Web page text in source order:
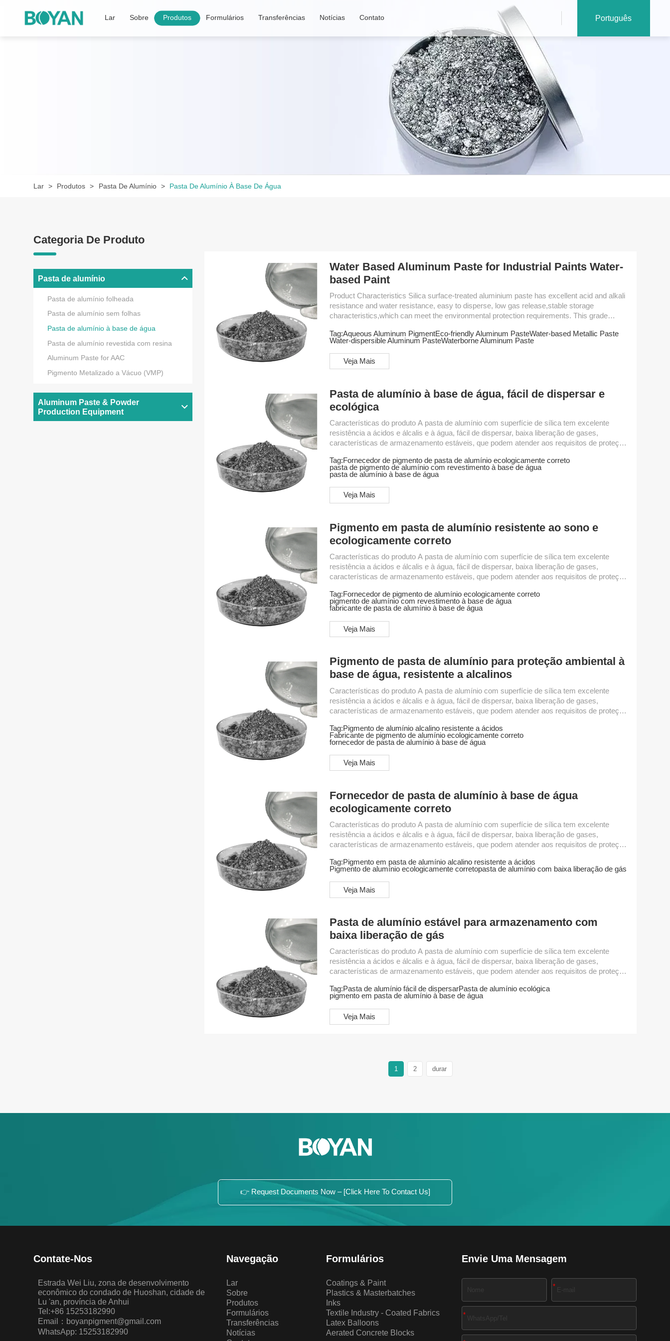
Lar Sobre Produtos Formulários Transferências Notícias Contato Português
Lar Produtos Pasta De Alumínio Pasta De Alumínio À Base De Água
Categoria De Produto
Pasta de alumínio
Pasta de alumínio folheada
Pasta de alumínio sem folhas
Pasta de alumínio à base de água
Pasta de alumínio revestida com resina
Aluminum Paste for AAC
Pigmento Metalizado a Vácuo (VMP)
Aluminum Paste & Powder
Production Equipment
Water Based Aluminum Paste for Industrial Paints Water-
based Paint
Product Characteristics Silica surface-treated aluminium paste has excellent acid and alkali
resistance and water resistance, easy to disperse, low gas release,stable storage
characteristics,which can meet the environmental protection requirements. This grade
treated with modified polyester have good water dispersibility, water resistance and
excellent metallic effect. Performance Parameter Grade Non-volatile content...
Tag:Aqueous Aluminum PigmentEco-friendly Aluminum PasteWater-based Metallic Paste
Water-dispersible Aluminum PasteWaterborne Aluminum Paste
Veja Mais
Pasta de alumínio à base de água, fácil de dispersar e
ecológica
Características do produto A pasta de alumínio com superfície de sílica tem excelente
resistência a ácidos e álcalis e à água, fácil de dispersar, baixa liberação de gases,
características de armazenamento estáveis, que podem atender aos requisitos de proteção
de água. A pasta de alumínio à base de água tratada com poliéster modificado possui boa
dispersibilidade em água, resistência à água e excelente efeito metálico. Grau de parâmetro
Tag:Fornecedor de pigmento de pasta de alumínio ecologicamente correto
pasta de pigmento de alumínio com revestimento à base de água
pasta de alumínio à base de água
Veja Mais
Pigmento em pasta de alumínio resistente ao sono e
ecologicamente correto
Características do produto A pasta de alumínio com superfície de sílica tem excelente
resistência a ácidos e álcalis e à água, fácil de dispersar, baixa liberação de gases,
características de armazenamento estáveis, que podem atender aos requisitos de proteção
de água. A pasta de alumínio à base de água tratada com poliéster modificado possui boa
dispersibilidade em água, resistência à água e excelente efeito metálico. Grau de parâmetro
Tag:Fornecedor de pigmento de alumínio ecologicamente correto
pigmento de alumínio com revestimento à base de água
fabricante de pasta de alumínio à base de água
Veja Mais
Pigmento de pasta de alumínio para proteção ambiental à
base de água, resistente a alcalinos
Características do produto A pasta de alumínio com superfície de sílica tem excelente
resistência a ácidos e álcalis e à água, fácil de dispersar, baixa liberação de gases,
características de armazenamento estáveis, que podem atender aos requisitos de proteção
de água. A pasta de alumínio à base de água tratada com poliéster modificado possui boa
dispersibilidade em água, resistência à água e excelente efeito metálico. Grau de parâmetro
Tag:Pigmento de alumínio alcalino resistente a ácidos
Fabricante de pigmento de alumínio ecologicamente correto
fornecedor de pasta de alumínio à base de água
Veja Mais
Fornecedor de pasta de alumínio à base de água
ecologicamente correto
Características do produto A pasta de alumínio com superfície de sílica tem excelente
resistência a ácidos e álcalis e à água, fácil de dispersar, baixa liberação de gases,
características de armazenamento estáveis, que podem atender aos requisitos de proteção
de água. A pasta de alumínio à base de água tratada com poliéster modificado possui boa
dispersibilidade em água, resistência à água e excelente efeito metálico. Grau de parâmetro
de desempenho Conteúdo não volátil...
Tag:Pigmento em pasta de alumínio alcalino resistente a ácidos
Pigmento de alumínio ecologicamente corretopasta de alumínio com baixa liberação de gás
Veja Mais
Pasta de alumínio estável para armazenamento com
baixa liberação de gás
Características do produto A pasta de alumínio com superfície de sílica tem excelente
resistência a ácidos e álcalis e à água, fácil de dispersar, baixa liberação de gases,
características de armazenamento estáveis, que podem atender aos requisitos de proteção
de água. A pasta de alumínio à base de água tratada com poliéster modificado possui boa
dispersibilidade em água, resistência à água e excelente efeito metálico. Grau de parâmetro
de desempenho Conteúdo não volátil...
Tag:Pasta de alumínio fácil de dispersarPasta de alumínio ecológica
pigmento em pasta de alumínio à base de água
Veja Mais
1 2 durar
👉 Request Documents Now – [Click Here To Contact Us]
Contate-Nos
Estrada Wei Liu, zona de desenvolvimento
econômico do condado de Huoshan, cidade de
Lu 'an, província de Anhui
Tel:+86 15253182990
Email：boyanpigment@gmail.com
WhatsApp: 15253182990
Navegação
Lar
Sobre
Produtos
Formulários
Transferências
Notícias
Formulários
Coatings & Paint
Plastics & Masterbatches
Inks
Textile Industry - Coated Fabrics
Latex Balloons
Aerated Concrete Blocks
Envie Uma Mensagem
*
*